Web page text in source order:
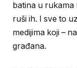
batina u
ruši ih. I sve to
medijima koji –
građana.